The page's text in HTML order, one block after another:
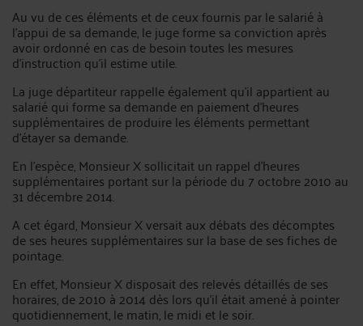
Au vu de ces éléments et de ceux fournis par le salarié à
l’appui de sa demande, le juge forme sa conviction après
avoir ordonné en cas de besoin toutes les mesures
d’instruction qu’il estime utile.
La juge départiteur rappelle également qu’il appartient au
salarié qui forme sa demande en paiement d’heures
supplémentaires de produire les éléments permettant
d’étayer sa demande.
En l’espèce, Monsieur X sollicitait un rappel d’heures
supplémentaires portant sur la période du 7 octobre 2010 au
31 décembre 2014.
A cet égard, Monsieur X versait aux débats des décomptes
de ses heures supplémentaires sur la base de ses fiches de
pointage.
En effet, Monsieur X disposait des relevés détaillés de ses
horaires, de 2010 à 2014 dès lors qu’il était amené à pointer
quotidiennement, le matin, le midi et le soir.